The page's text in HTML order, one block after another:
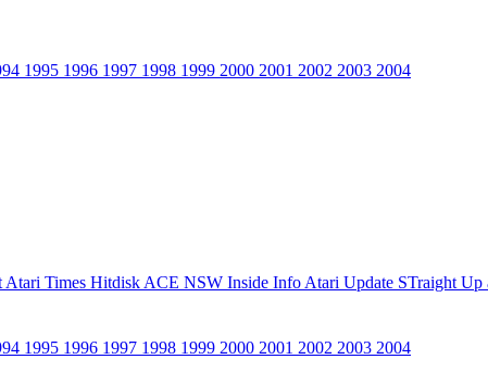
1995 1996 1997 1998 1999 2000 2001 2002 2003 2004
Atari Times Hitdisk ACE NSW Inside Info Atari Update STraight Up
1995 1996 1997 1998 1999 2000 2001 2002 2003 2004